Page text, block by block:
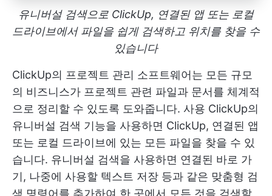
유니버설 검색으로 ClickUp, 연결된 앱 또는 로컬
드라이브에서 파일을 쉽게 검색하고 위치를 찾을 수
있습니다
ClickUp의 프로젝트 관리 소프트웨어는 모든 규모
의 비즈니스가 프로젝트 관련 파일과 문서를 체계적
으로 정리할 수 있도록 도와줍니다. 사용 ClickUp의
유니버설 검색 기능을 사용하면 ClickUp, 연결된 앱
또는 로컬 드라이브에 있는 모든 파일을 찾을 수 있
습니다. 유니버설 검색을 사용하면 연결된 바로 가
기, 나중에 사용할 텍스트 저장 등과 같은 맞춤형 검
색 명령어를 추가하여 한 곳에서 모든 것을 검색할